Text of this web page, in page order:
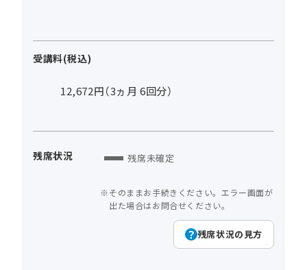
受講料(税込)
12,672円（3ヵ月 6回分）
残席状況 残席未確定
そのままお手続きください。エラー画面が
出た場合はお問合せください。
残席状況の見方